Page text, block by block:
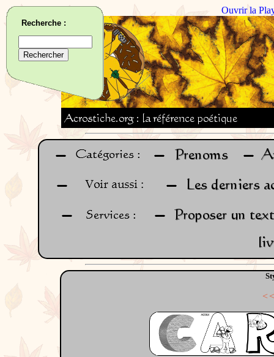
Ouvrir la
Recherche :